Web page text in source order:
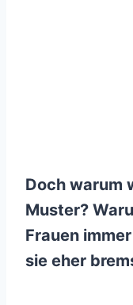
Doch warum
Muster?
Frauen
sie eher